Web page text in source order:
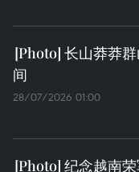
长山莽莽
间
28/07/2026 01:00
纪念越南